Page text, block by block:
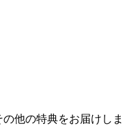
他の特典をお届けしま